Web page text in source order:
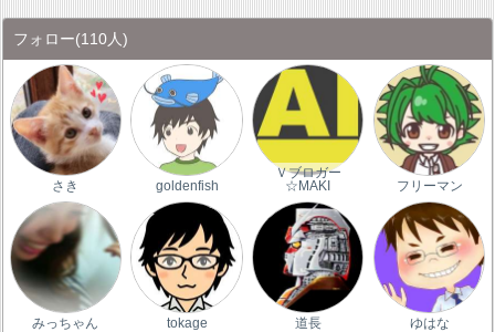
フォロー(110人)
さき goldenfish
Ｖブロガー
☆MAKI
フリーマン
みっちゃん tokage 道長 ゆはな